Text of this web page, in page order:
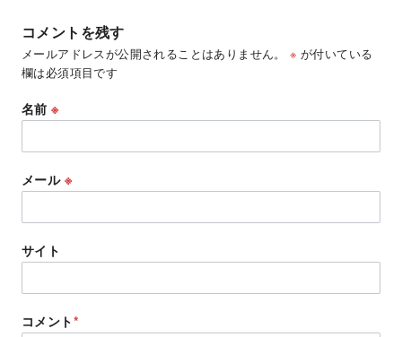
コメントを残す
メールアドレスが公開されることはありません。 ※ が付いている
欄は必須項目です
名前※
メール ※
サイト
コメント*